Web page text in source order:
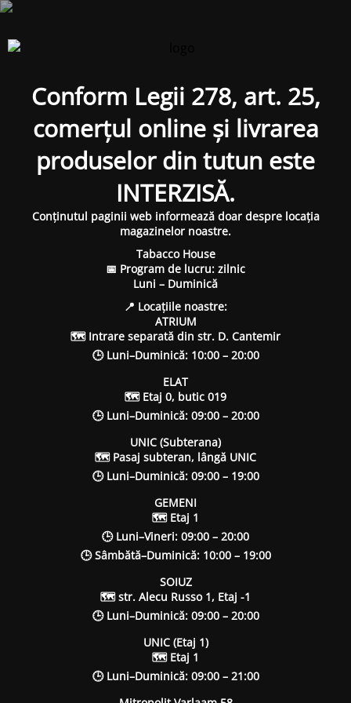
Conform Legii 278, art. 25,
comerțul online și livrarea
produselor din tutun este
INTERZISĂ.
Conținutul paginii web informează doar despre locația
magazinelor noastre.
Tabacco House
📅 Program de lucru: zilnic
Luni – Duminică
📍 Locațiile noastre:
ATRIUM
🗺 Intrare separată din str. D. Cantemir
🕒 Luni–Duminică: 10:00 – 20:00
ELAT
🗺 Etaj 0, butic 019
🕒 Luni–Duminică: 09:00 – 20:00
UNIC (Subterana)
🗺 Pasaj subteran, lângă UNIC
🕒 Luni–Duminică: 09:00 – 19:00
GEMENI
🗺 Etaj 1
🕒 Luni–Vineri: 09:00 – 20:00
🕒 Sâmbătă–Duminică: 10:00 – 19:00
SOIUZ
🗺 str. Alecu Russo 1, Etaj -1
🕒 Luni–Duminică: 09:00 – 20:00
UNIC (Etaj 1)
🗺 Etaj 1
🕒 Luni–Duminică: 09:00 – 21:00